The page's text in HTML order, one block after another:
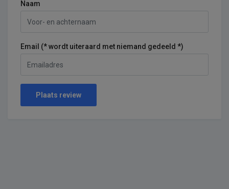
Naam
Email (* wordt uiteraard met niemand gedeeld *)
Plaats review